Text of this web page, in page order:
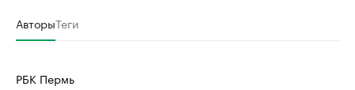
АвторыТеги
РБК Пермь